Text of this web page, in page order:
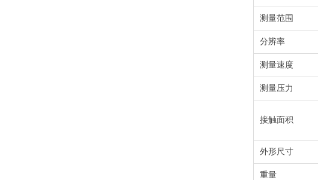
测量范围
分辨率
测量速度
测量压力
接触面积
外形尺寸
重量